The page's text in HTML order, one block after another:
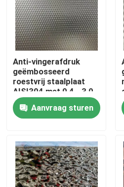
Huis
Producten
Video's
Anti-vingerafdruk
geëmbosseerd
roestvrij staalplaat
AISI304 met 0,4 - 3,0
mm dikte voor
architecturale
toepassingen
Aanvraag sturen